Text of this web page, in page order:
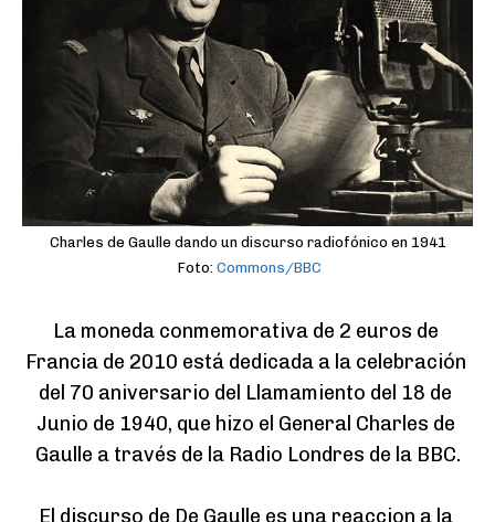
Charles de Gaulle dando un discurso radiofónico en 1941
Foto: Commons/BBC
La moneda conmemorativa de 2 euros de
Francia de 2010 está dedicada a la celebración
del 70 aniversario del Llamamiento del 18 de
Junio de 1940, que hizo el General Charles de
Gaulle a través de la Radio Londres de la BBC.
El discurso de De Gaulle es una reaccion a la